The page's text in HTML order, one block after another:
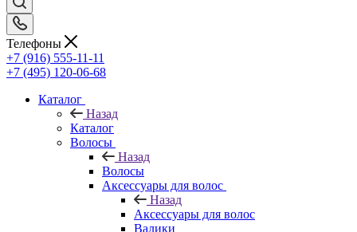
Телефоны
+7 (916) 555-11-11
+7 (495) 120-06-68
Каталог
Назад
Каталог
Волосы
Назад
Волосы
Аксессуары для волос
Назад
Аксессуары для волос
Валики